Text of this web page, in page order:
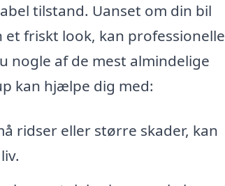
tilstand. Uanset om din bil
friskt look, kan professionelle
af de mest almindelige
kan hjælpe dig med:
ridser eller større skader, kan